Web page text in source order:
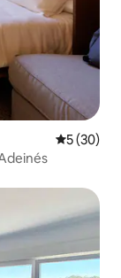
5 (30)